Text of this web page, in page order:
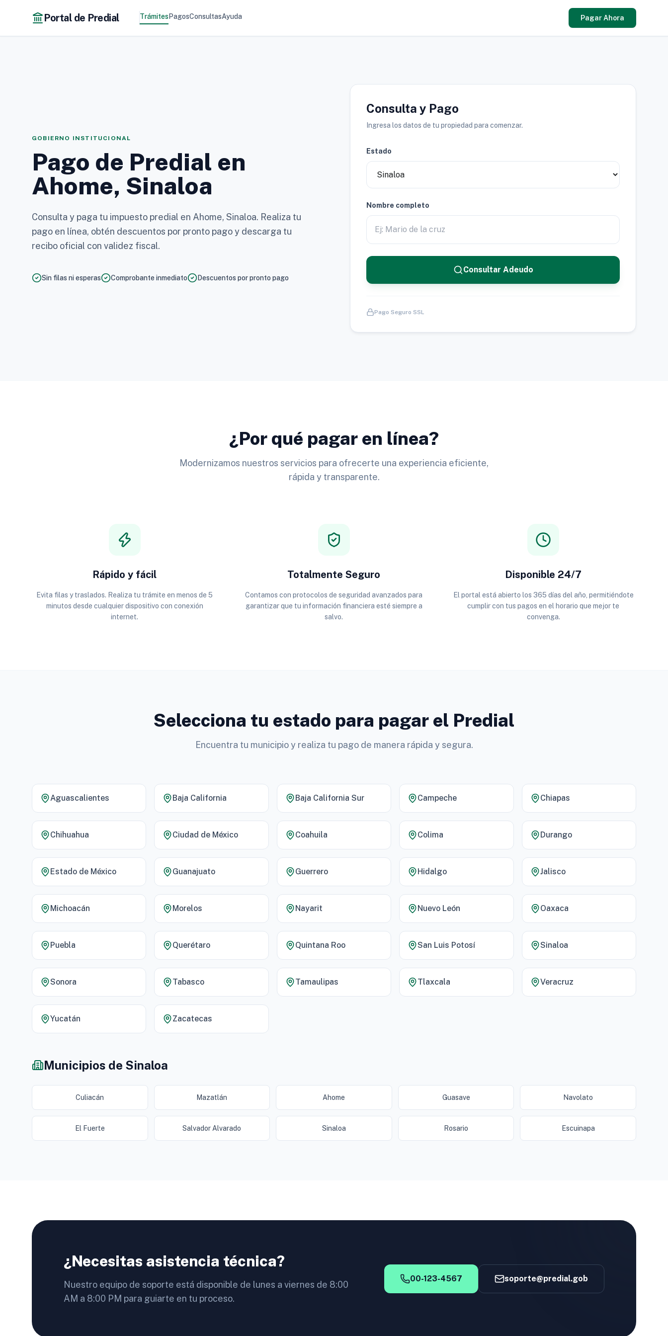
Portal de Predial TrámitesPagosConsultasAyuda Pagar Ahora
GOBIERNO INSTITUCIONAL
Pago de Predial en
Ahome, Sinaloa
Consulta y paga tu impuesto predial en Ahome, Sinaloa. Realiza tu
pago en línea, obtén descuentos por pronto pago y descarga tu
recibo oficial con validez fiscal.
Sin filas ni esperas Comprobante inmediato Descuentos por pronto pago
Consulta y Pago
Ingresa los datos de tu propiedad para comenzar.
Estado
Nombre completo
Consultar Adeudo
Pago Seguro SSL
¿Por qué pagar en línea?
Modernizamos nuestros servicios para ofrecerte una experiencia eficiente,
rápida y transparente.
Rápido y fácil
Evita filas y traslados. Realiza tu trámite en menos de 5
minutos desde cualquier dispositivo con conexión
internet.
Totalmente Seguro
Contamos con protocolos de seguridad avanzados para
garantizar que tu información financiera esté siempre a
salvo.
Disponible 24/7
El portal está abierto los 365 días del año, permitiéndote
cumplir con tus pagos en el horario que mejor te
convenga.
Selecciona tu estado para pagar el Predial
Encuentra tu municipio y realiza tu pago de manera rápida y segura.
Aguascalientes Baja California Baja California Sur Campeche Chiapas
Chihuahua Ciudad de México Coahuila Colima Durango
Estado de México Guanajuato Guerrero Hidalgo Jalisco
Michoacán Morelos Nayarit Nuevo León Oaxaca
Puebla Querétaro Quintana Roo San Luis Potosí Sinaloa
Sonora Tabasco Tamaulipas Tlaxcala Veracruz
Yucatán Zacatecas
Municipios de Sinaloa
Culiacán Mazatlán Ahome Guasave Navolato
El Fuerte Salvador Alvarado Sinaloa Rosario Escuinapa
¿Necesitas asistencia técnica?
Nuestro equipo de soporte está disponible de lunes a viernes de 8:00
AM a 8:00 PM para guiarte en tu proceso.
00-123-4567 soporte@predial.gob